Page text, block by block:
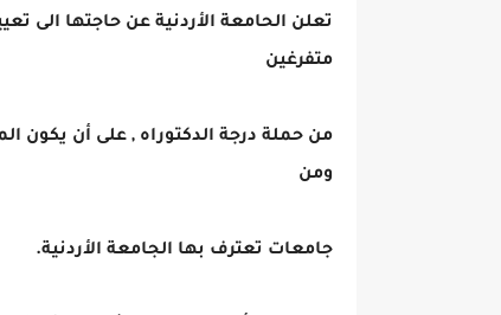
تعلن الحامعة الأردنية عن حاجتها الى
متفرغين
من حملة درجة الدكتوراه , على أن يكون
ومن
جامعات تعترف بها الجامعة الأردنية.